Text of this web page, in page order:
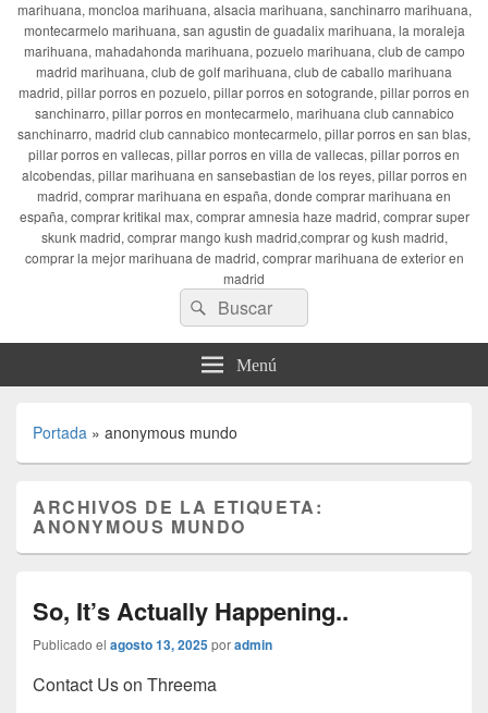
marihuana, moncloa marihuana, alsacia marihuana, sanchinarro marihuana,
montecarmelo marihuana, san agustin de guadalix marihuana, la moraleja
marihuana, mahadahonda marihuana, pozuelo marihuana, club de campo
madrid marihuana, club de golf marihuana, club de caballo marihuana
madrid, pillar porros en pozuelo, pillar porros en sotogrande, pillar porros en
sanchinarro, pillar porros en montecarmelo, marihuana club cannabico
sanchinarro, madrid club cannabico montecarmelo, pillar porros en san blas,
pillar porros en vallecas, pillar porros en villa de vallecas, pillar porros en
alcobendas, pillar marihuana en sansebastian de los reyes, pillar porros en
madrid, comprar marihuana en españa, donde comprar marihuana en
españa, comprar kritikal max, comprar amnesia haze madrid, comprar super
skunk madrid, comprar mango kush madrid,comprar og kush madrid,
comprar la mejor marihuana de madrid, comprar marihuana de exterior en
madrid
Buscar
por:
Buscar
Menú
Portada » anonymous mundo
ARCHIVOS DE LA ETIQUETA:
ANONYMOUS MUNDO
So, It’s Actually Happening..
Publicado el agosto 13, 2025poradmin
Contact Us on Threema